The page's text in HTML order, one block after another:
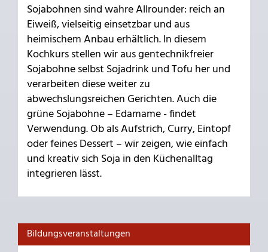
Sojabohnen sind wahre Allrounder: reich an
Eiweiß, vielseitig einsetzbar und aus
heimischem Anbau erhältlich. In diesem
Kochkurs stellen wir aus gentechnikfreier
Sojabohne selbst Sojadrink und Tofu her und
verarbeiten diese weiter zu
abwechslungsreichen Gerichten. Auch die
grüne Sojabohne – Edamame - findet
Verwendung. Ob als Aufstrich, Curry, Eintopf
oder feines Dessert – wir zeigen, wie einfach
und kreativ sich Soja in den Küchenalltag
integrieren lässt.
Bildungsveranstaltungen